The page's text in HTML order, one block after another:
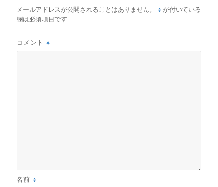
メールアドレスが公開されることはありません。 ※ が付いている
欄は必須項目です
コメント※
名前※